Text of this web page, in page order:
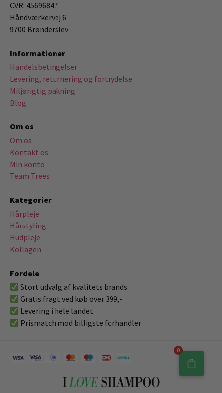
CVR: 45696847
Håndværkervej 6
9700 Brønderslev
Informationer
Handelsbetingelser
Levering, returnering og fortrydelse
Miljørigtig pakning
Blog
Om os
Om os
Kontakt os
Min konto
Team Trees
Kategorier
Hårpleje
Hårstyling
Hudpleje
Kollagen
Fordele
Stort udvalg af kvalitets brands
Gratis fragt ved køb over 399,-
Levering i hele landet
Prismatch mod billigste forhandler
0